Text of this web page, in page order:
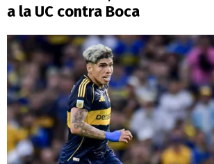
a la UC contra Boca